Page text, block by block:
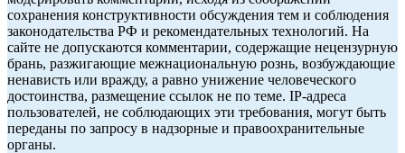
сохранения конструктивности обсуждения тем и соблюдения
законодательства РФ и рекомендательных технологий. На
сайте не допускаются комментарии, содержащие нецензурную
брань, разжигающие межнациональную рознь, возбуждающие
ненависть или вражду, а равно унижение человеческого
достоинства, размещение ссылок не по теме. IP-адреса
пользователей, не соблюдающих эти требования, могут быть
переданы по запросу в надзорные и правоохранительные
органы.